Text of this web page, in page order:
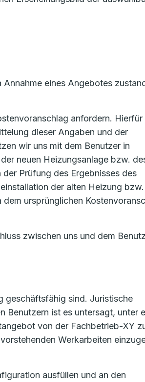
eines Angebotes
anfordern. Hierfür
dieser Angaben und der
wir uns mit dem Benutzer in
neuen Heizungsanlage bzw.
Prüfung des Ergebnisses des
der alten Heizung
ursprünglichen
zwischen uns und dem
geschäftsfähig sind. Juristische
Benutzern ist es untersagt, unter
von der Fachbetrieb-XY
Werkarbeiten
ausfüllen und an den